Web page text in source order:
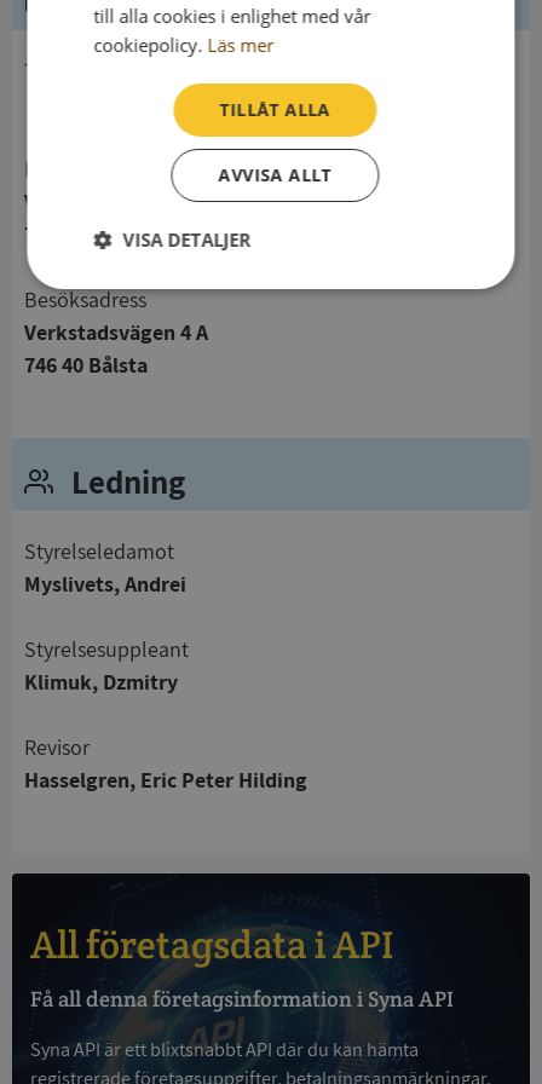
Verkstadsvägen 4 A
746 40 Bålsta
Besöksadress
Verkstadsvägen 4 A
746 40 Bålsta
Ledning
Styrelseledamot
Myslivets, Andrei
Styrelsesuppleant
Klimuk, Dzmitry
Revisor
Hasselgren, Eric Peter Hilding
All företagsdata i API
Få all denna företagsinformation i Syna API
Syna API är ett blixtsnabbt API där du kan hämta
registrerade företagsuppgifter, betalningsanmärkningar,
till alla cookies i enlighet med vår
cookiepolicy. Läs mer
TILLÅT ALLA
AVVISA ALLT
VISA DETALJER
Strikt
nödvändigt
Prestanda Inriktning
Strikt nödvändigt
Strikt nödvändiga kakor tillåter
kärnwebbplatsfunktioner som användarinloggning
och kontohantering. Webbplatsen kan inte
Namn